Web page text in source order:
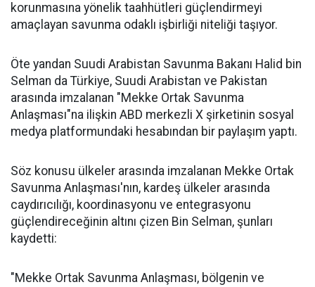
korunmasına yönelik taahhütleri güçlendirmeyi
amaçlayan savunma odaklı işbirliği niteliği taşıyor.
Öte yandan Suudi Arabistan Savunma Bakanı Halid bin
Selman da Türkiye, Suudi Arabistan ve Pakistan
arasında imzalanan "Mekke Ortak Savunma
Anlaşması"na ilişkin ABD merkezli X şirketinin sosyal
medya platformundaki hesabından bir paylaşım yaptı.
Söz konusu ülkeler arasında imzalanan Mekke Ortak
Savunma Anlaşması'nın, kardeş ülkeler arasında
caydırıcılığı, koordinasyonu ve entegrasyonu
güçlendireceğinin altını çizen Bin Selman, şunları
kaydetti:
"Mekke Ortak Savunma Anlaşması, bölgenin ve